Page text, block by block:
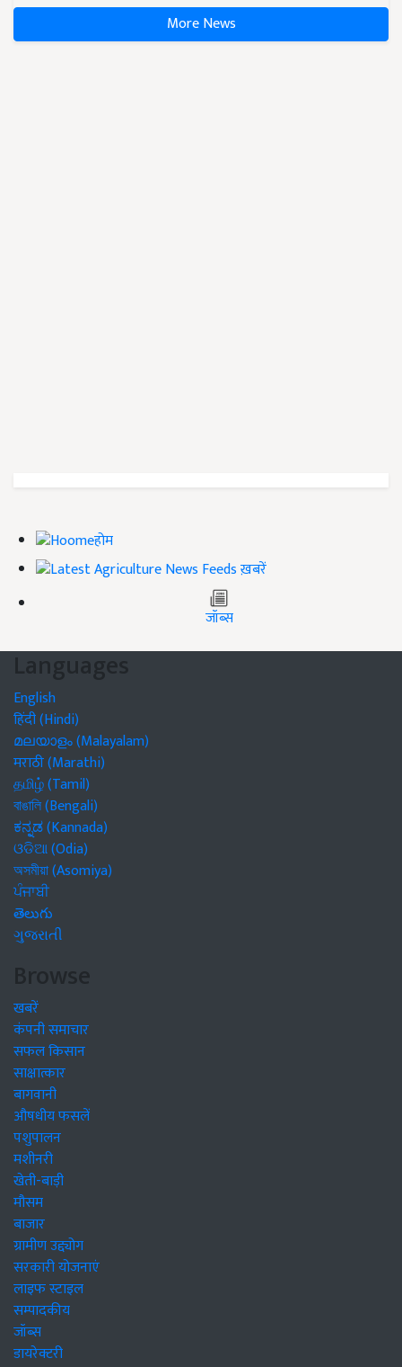
More News
होम
ख़बरें
जॉब्स
Languages
English
हिंदी (Hindi)
മലയാളം (Malayalam)
मराठी (Marathi)
தமிழ் (Tamil)
বাঙালি (Bengali)
ಕನ್ನಡ (Kannada)
ଓଡିଆ (Odia)
অসমীয়া (Asomiya)
ਪੰਜਾਬੀ
తెలుగు
ગુજરાતી
Browse
खबरें
कंपनी समाचार
सफल किसान
साक्षात्कार
बागवानी
औषधीय फसलें
पशुपालन
मशीनरी
खेती-बाड़ी
मौसम
बाजार
ग्रामीण उद्द्योग
सरकारी योजनाएं
लाइफ स्टाइल
सम्पादकीय
जॉब्स
डायरेक्टरी